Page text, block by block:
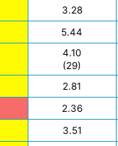
3.28
5.44
4.10
(29)
2.81
2.36
3.51